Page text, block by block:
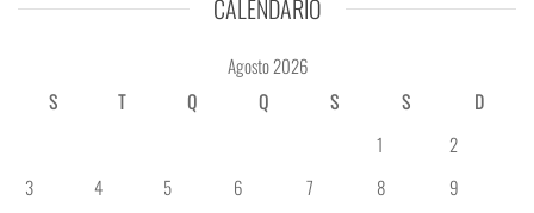
CALENDÁRIO
Agosto 2026
S
T Q Q S S
D
1
2
3
4 5 6 7 8
9